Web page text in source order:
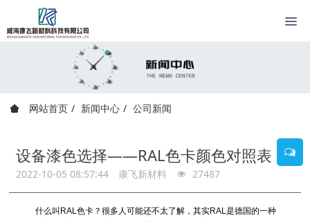
网站首页 新闻中心 公司新闻
设备漆色选择——RAL色卡颜色对照表
2022-10-05 08:57:44 康飞新材料 27487
什么叫RAL色卡？很多人可能还不太了解，其实RAL是德国的一种